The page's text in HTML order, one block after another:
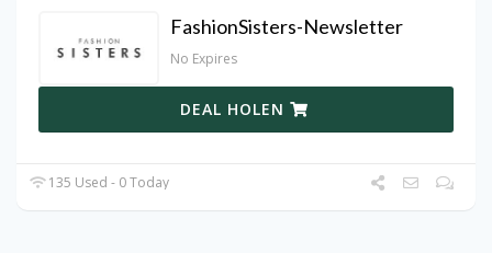
FashionSisters-Newsletter
No Expires
DEAL HOLEN
135 Used - 0 Today